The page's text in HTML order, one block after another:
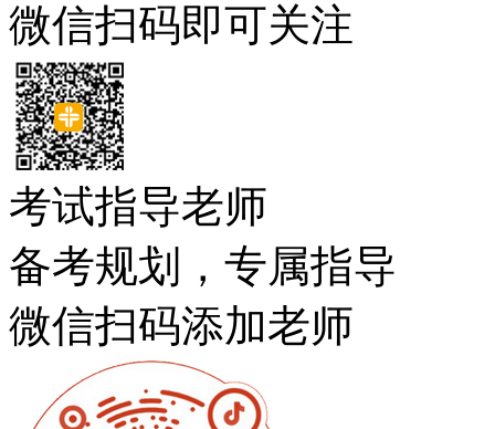
微信扫码即可关注
考试指导老师
备考规划，专属指导
微信扫码添加老师